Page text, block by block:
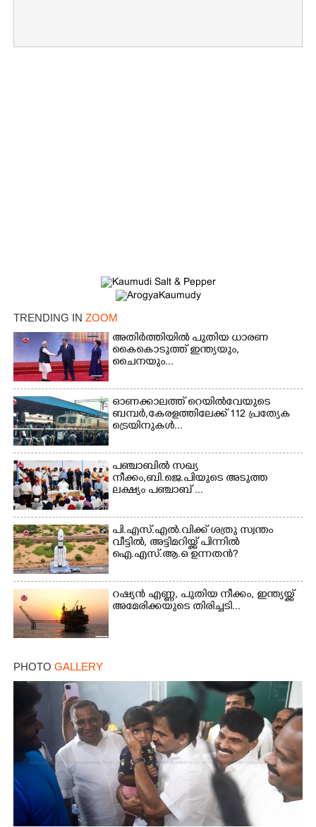
TRENDING IN ZOOM
അതിർത്തിയിൽ പുതിയ ധാരണ
കൈകൊടുത്ത് ഇന്ത്യയും,
ചൈനയും...
ഓണക്കാലത്ത് റെയിൽവേയുടെ
ബമ്പർ,കേരളത്തിലേക്ക് 112 പ്രത്യേക
ട്രെയിനുകൾ...
പഞ്ചാബില്‍ സഖ്യ
നീക്കം,ബി.ജെ.പിയുടെ അടുത്ത
ലക്ഷ്യം പഞ്ചാബ് ...
പി.എസ്.എൽ.വിക്ക് ശത്രു സ്വന്തം
വീട്ടിൽ, അട്ടിമറിയ്ക്ക് പിന്നിൽ
ഐ.എസ്.ആ.ഒ ഉന്നതൻ?
റഷ്യൻ എണ്ണ, പുതിയ നീക്കം, ഇന്ത്യയ്ക്ക്
അമേരിക്കയുടെ തിരിച്ചടി...
PHOTO GALLERY
Copy Link